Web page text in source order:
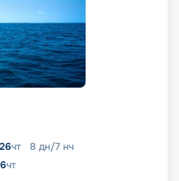
чт 8 дн/7 нч
чт